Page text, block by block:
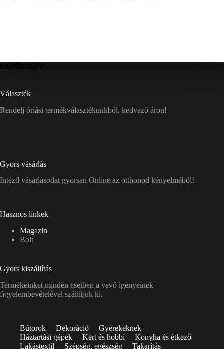
Választék
Rendelj óriási termékválasztékunkból, kedvező áron!
Gyors vásárlás
Intézd vásárlásodat gyorsan Online az otthonod kényelméből!
Hasznos linkek
Magazin
Bolt
Gyors kiszállítás
Termékeinket minden esetben a vevő igényeinek
figyelembevételével szállítjuk ki.
Bútorok Dekoráció
Gyerekeknek
Háztartási gépek
Kert és hobbi
Konyha és étkező
Lakástextil
Szépség, egészség Takarítás